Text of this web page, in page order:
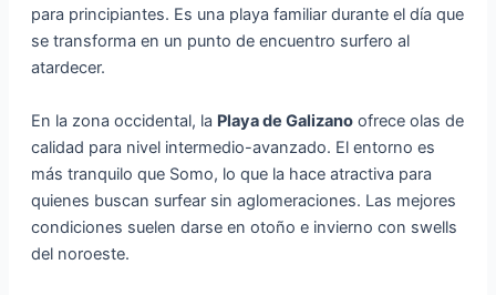
para principiantes. Es una playa familiar durante el día que
se transforma en un punto de encuentro surfero al
atardecer.
En la zona occidental, la Playa de Galizanoofrece olas de
calidad para nivel intermedio-avanzado. El entorno es
más tranquilo que Somo, lo que la hace atractiva para
quienes buscan surfear sin aglomeraciones. Las mejores
condiciones suelen darse en otoño e invierno con swells
del noroeste.